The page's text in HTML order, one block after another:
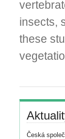
insects,
these
Česká